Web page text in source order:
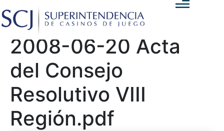
2008-06-20 Acta
del Consejo
Resolutivo VIII
Región.pdf